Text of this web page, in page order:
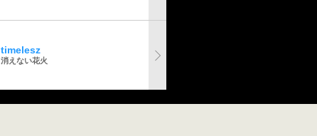
timelesz
消えない花火